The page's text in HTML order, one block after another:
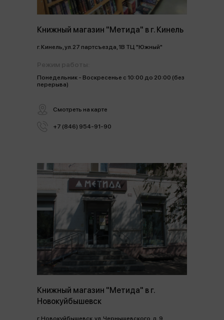
Книжный магазин "Метида" в г. Кинель
г. Кинель, ул.27 партсъезда, 1В ТЦ "Южный"
Понедельник - Воскресенье с 10:00 до 20:00 (без
перерыва)
Смотреть на карте
+7 (846) 954-91-90
Книжный магазин "Метида" в г.
Новокуйбышевск
г. Новокуйбышевск, ул. Чернышевского, д. 9